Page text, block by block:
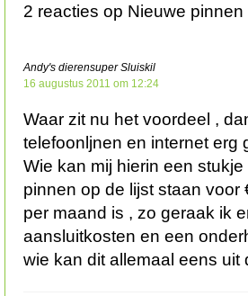
2 reacties op Nieuwe
Andy's dierensuper Sluiskil
16 augustus 2011 om 12:24
Waar zit nu het voordeel ,
telefoonljnen en internet erg
Wie kan mij hierin een
pinnen op de lijst staan
per maand is , zo geraak ik
aansluitkosten en een
wie kan dit allemaal eens uit